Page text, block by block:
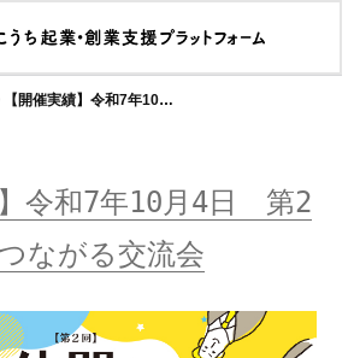
【開催実績】令和7年10月4日 第2回 仲間とつながる交流会
】令和7年10月4日 第2
ながる交流会